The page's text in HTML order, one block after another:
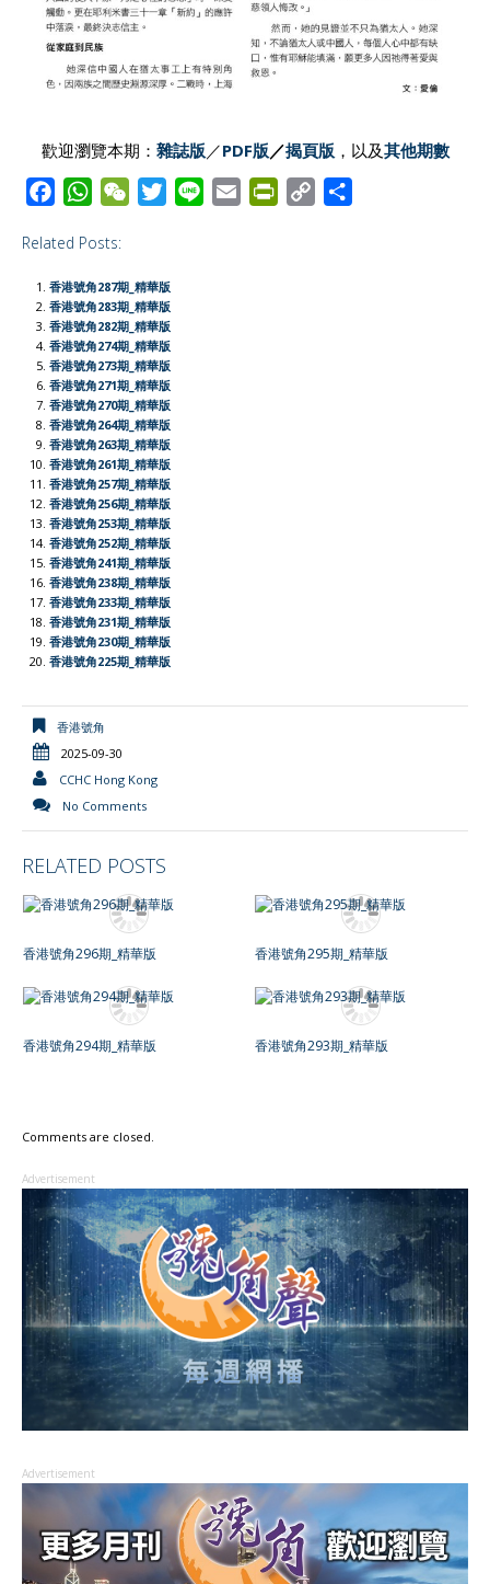
歡迎瀏覽本期： 雜誌版 ／PDF版 ／揭頁版 ，以及其他期數
c
e
b
o
o
k
W
a
t
s
A
p
p
W
h
a
t
t
t
e
r
Related Posts:
香港號角287期_精華版
香港號角283期_精華版
香港號角282期_精華版
香港號角274期_精華版
香港號角273期_精華版
香港號角271期_精華版
香港號角270期_精華版
香港號角264期_精華版
香港號角263期_精華版
香港號角261期_精華版
香港號角257期_精華版
香港號角256期_精華版
香港號角253期_精華版
香港號角252期_精華版
香港號角241期_精華版
香港號角238期_精華版
香港號角233期_精華版
香港號角231期_精華版
香港號角230期_精華版
香港號角225期_精華版
香港號角
2025-09-30
CCHC Hong Kong
No Comments
RELATED POSTS
香港號角296期_精華版 香港號角295期_精華版
香港號角294期_精華版 香港號角293期_精華版
Comments are closed.
Advertisement
Advertisement